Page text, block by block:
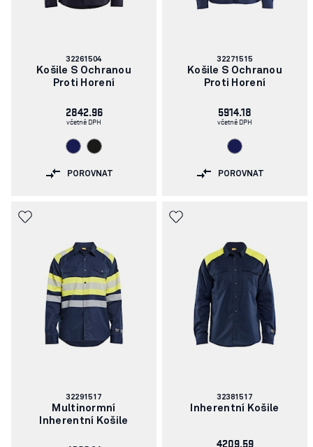
Číslo
článku:
32261504
Košile S Ochranou
Proti Horení
2842.96
včetně DPH
POROVNAT
Číslo
článku:
32271515
Košile S Ochranou
Proti Horení
5914.18
včetně DPH
POROVNAT
Číslo
článku:
32291517
Multinormní
Inherentní Košile
Číslo
článku:
32381517
Inherentní Košile
4209.59